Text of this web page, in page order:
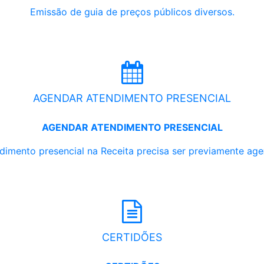
Emissão de guia de preços públicos diversos.
AGENDAR ATENDIMENTO PRESENCIAL
AGENDAR ATENDIMENTO PRESENCIAL
presencial na Receita precisa ser previamente
CERTIDÕES